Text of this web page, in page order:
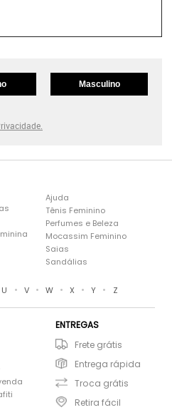
Masculino
Ajuda
Tênis Feminino
Perfumes e Beleza
Mocassim Feminino
Saias
Sandálias
U • V • W • X • Y • Z
ENTREGAS
Frete grátis
Entrega rápida
Troca grátis
Retira fácil